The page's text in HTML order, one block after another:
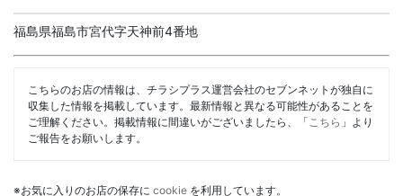
福島県福島市宮代字天神前4番地
こちらのお店の情報は、チラシプラス運営会社のセブンネットが独自に
収集した情報を掲載しています。最新情報と異なる可能性があることを
ご理解ください。掲載情報に間違いがございましたら、「 こちら 」より
ご報告をお願いします。
※お気に入りのお店の保存に cookie を利用しています。